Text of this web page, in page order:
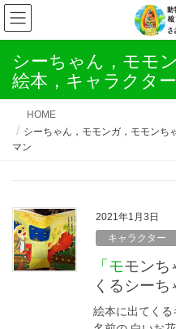
シーちゃん，モモ
絵本，キャラクタ
HOME
シーちゃん，モモンガ，モモンち
マン
2021年1月3日
キャラクター
「モモンちゃんのたね」絵本に出て
くるシーち
絵本に出てくる